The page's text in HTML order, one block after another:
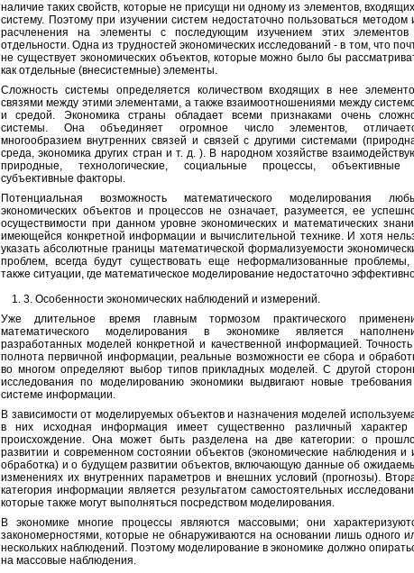
наличие таких свойств, которые не присущи ни одному из элементов,
систему. Поэтому при изучении систем недостаточно пользоваться методом
расчленения на элементы с последующим изучением этих
отдельности. Одна из трудностей экономических исследований - в том, что
не существует экономических объектов, которые можно было бы
как отдельные (внесистемные) элементы.
Сложность системы определяется количеством входящих в нее
связями между этими элементами, а также взаимоотношениями между
и средой. Экономика страны обладает всеми признаками очень
системы. Она объединяет огромное число элементов,
многообразием внутренних связей и связей с другими системами
среда, экономика других стран и т. д. ). В народном хозяйстве
природные, технологические, социальные процессы, объективные
субъективные факторы.
Потенциальная возможность математического моделирования
экономических объектов и процессов не означает, разумеется, ее
осуществимости при данном уровне экономических и математических
имеющейся конкретной информации и вычислительной технике. И хотя
указать абсолютные границы математической формализуемости
проблем, всегда будут существовать еще неформализованные
также ситуации, где математическое моделирование недостаточно
1. 3. Особенности экономических наблюдений и измерений.
Уже длительное время главным тормозом практического
математического моделирования в экономике является
разработанных моделей конкретной и качественной информацией.
полнота первичной информации, реальные возможности ее сбора и
во многом определяют выбор типов прикладных моделей. С другой
исследования по моделированию экономики выдвигают новые
системе информации.
В зависимости от моделируемых объектов и назначения моделей
в них исходная информация имеет существенно различный характер
происхождение. Она может быть разделена на две категории: о
развитии и современном состоянии объектов (экономические наблюдения и
обработка) и о будущем развитии объектов, включающую данные об
изменениях их внутренних параметров и внешних условий (прогнозы).
категория информации является результатом самостоятельных
которые также могут выполняться посредством моделирования.
В экономике многие процессы являются массовыми; они
закономерностями, которые не обнаруживаются на основании лишь одного
нескольких наблюдений. Поэтому моделирование в экономике должно
на массовые наблюдения.